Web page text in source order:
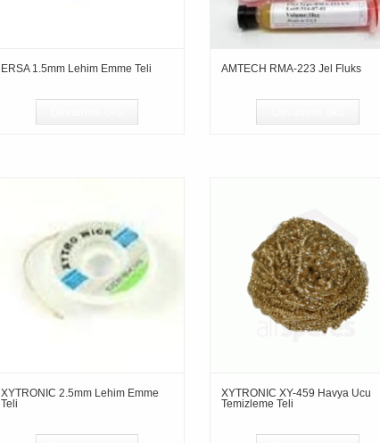
ERSA 1.5mm Lehim Emme Teli AMTECH RMA-223 Jel Fluks
XYTRONIC 2.5mm Lehim Emme
Teli
XYTRONIC XY-459 Havya Ucu
Temizleme Teli